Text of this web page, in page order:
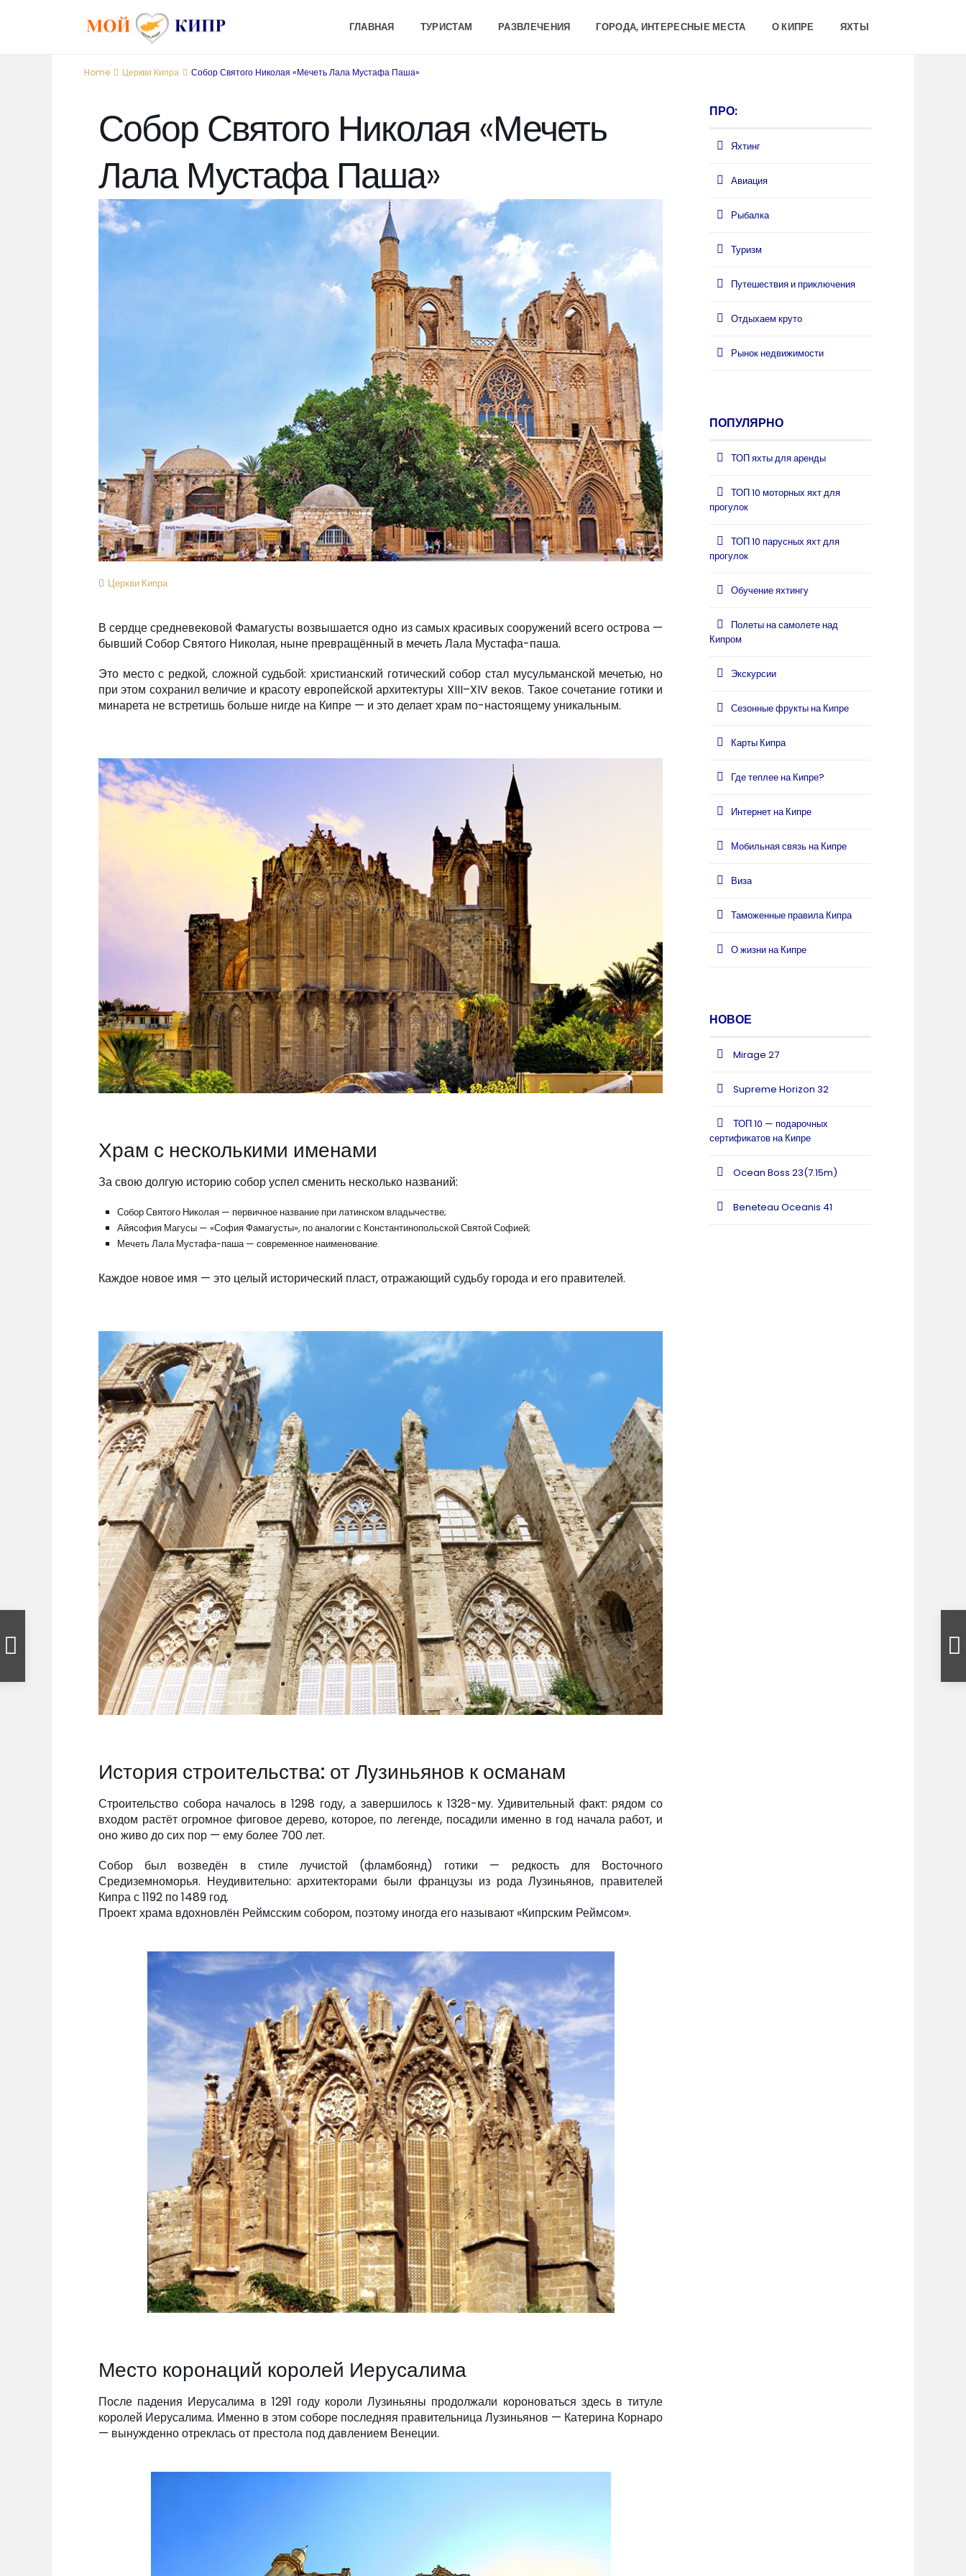
ГЛАВНАЯ ТУРИСТАМ РАЗВЛЕЧЕНИЯ ГОРОДА, ИНТЕРЕСНЫЕ МЕСТА О КИПРЕ ЯХТЫ
Home Церкви Кипра Собор Святого Николая «Мечеть Лала Мустафа Паша»
Собор Святого Николая «Мечеть
Лала Мустафа Паша»
Церкви Кипра
В сердце средневековой Фамагусты возвышается одно из самых красивых сооружений всего острова —
бывший Собор Святого Николая, ныне превращённый в мечеть Лала Мустафа-паша.
Это место с редкой, сложной судьбой: христианский готический собор стал мусульманской мечетью, но
при этом сохранил величие и красоту европейской архитектуры XIII–XIV веков. Такое сочетание готики и
минарета не встретишь больше нигде на Кипре — и это делает храм по-настоящему уникальным.
Храм с несколькими именами
За свою долгую историю собор успел сменить несколько названий:
Собор Святого Николая — первичное название при латинском владычестве;
Айясофия Магусы — «София Фамагусты», по аналогии с Константинопольской Святой Софией;
Мечеть Лала Мустафа-паша — современное наименование.
Каждое новое имя — это целый исторический пласт, отражающий судьбу города и его правителей.
История строительства: от Лузиньянов к османам
Строительство собора началось в 1298 году, а завершилось к 1328-му. Удивительный факт: рядом со
входом растёт огромное фиговое дерево, которое, по легенде, посадили именно в год начала работ, и
оно живо до сих пор — ему более 700 лет.
Собор был возведён в стиле лучистой (фламбоянд) готики — редкость для Восточного
Средиземноморья. Неудивительно: архитекторами были французы из рода Лузиньянов, правителей
Кипра с 1192 по 1489 год.
Проект храма вдохновлён Реймсским собором, поэтому иногда его называют «Кипрским Реймсом».
Место коронаций королей Иерусалима
После падения Иерусалима в 1291 году короли Лузиньяны продолжали короноваться здесь в титуле
королей Иерусалима. Именно в этом соборе последняя правительница Лузиньянов — Катерина Корнаро
— вынужденно отреклась от престола под давлением Венеции.
ПРО:
Яхтинг
Авиация
Рыбалка
Туризм
Путешествия и приключения
Отдыхаем круто
Рынок недвижимости
ПОПУЛЯРНО
ТОП яхты для аренды
ТОП 10 моторных яхт для
прогулок
ТОП 10 парусных яхт для
прогулок
Обучение яхтингу
Полеты на самолете над
Кипром
Экскурсии
Сезонные фрукты на Кипре
Карты Кипра
Где теплее на Кипре?
Интернет на Кипре
Мобильная связь на Кипре
Виза
Таможенные правила Кипра
О жизни на Кипре
НОВОЕ
Mirage 27
Supreme Horizon 32
ТОП 10 — подарочных
сертификатов на Кипре
Ocean Boss 23(7.15m)
Beneteau Oceanis 41